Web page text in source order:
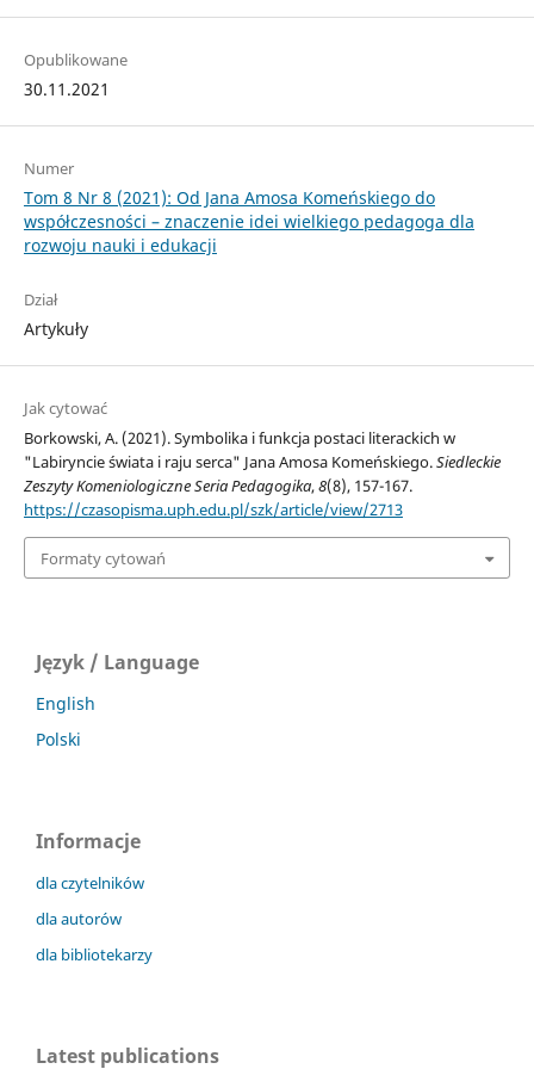
Opublikowane
30.11.2021
Numer
Tom 8 Nr 8 (2021): Od Jana Amosa Komeńskiego do
współczesności – znaczenie idei wielkiego pedagoga dla
rozwoju nauki i edukacji
Dział
Artykuły
Jak cytować
Borkowski, A. (2021). Symbolika i funkcja postaci literackich w
"Labiryncie świata i raju serca" Jana Amosa Komeńskiego.Siedleckie
Zeszyty Komeniologiczne Seria Pedagogika,8(8), 157-167.
https://czasopisma.uph.edu.pl/szk/article/view/2713
Formaty cytowań
Język / Language
English
Polski
Informacje
dla czytelników
dla autorów
dla bibliotekarzy
Latest publications